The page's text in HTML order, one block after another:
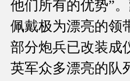
他们所有的优势”
佩戴极为漂亮的领
部分炮兵已改装成
英军众多漂亮的队